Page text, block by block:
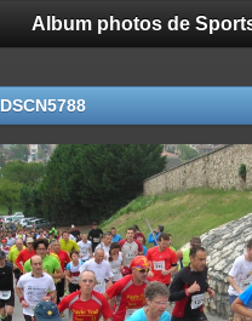
Album photos de
DSCN5788